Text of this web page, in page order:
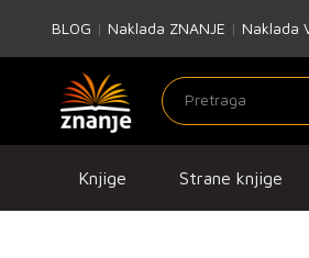
BLOG | Naklada ZNANJE | Naklada
Knjige Strane knjige